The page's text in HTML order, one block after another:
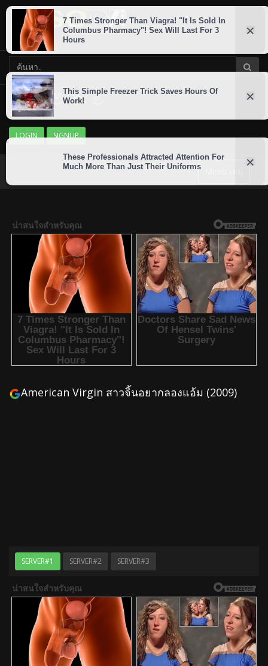
LOGIN SIGNUP
American Virgin สาวจิ้นอยากลองแอ้ม (2009)
SERVER#1 SERVER#2 SERVER#3